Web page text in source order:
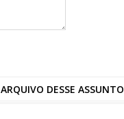
ARQUIVO DESSE ASSUNTO